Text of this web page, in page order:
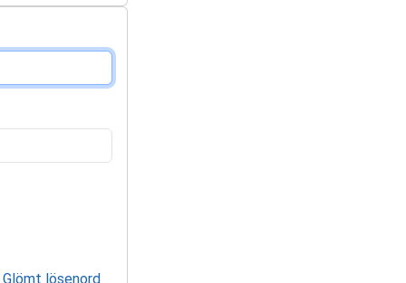
Glömt lösenord